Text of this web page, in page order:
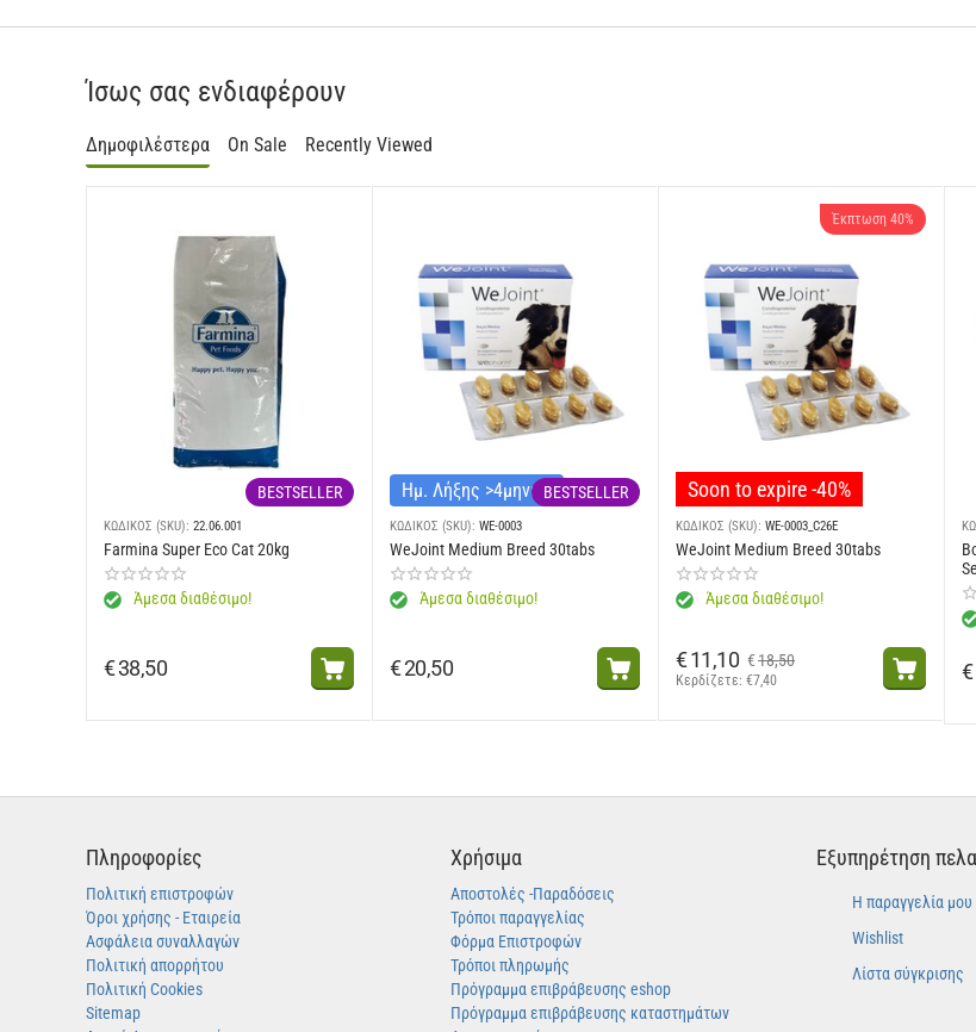
Ίσως σας ενδιαφέρουν
Δημοφιλέστερα On Sale Recently Viewed
BESTSELLER
ΚΩΔΙΚΟΣ (SKU): 22.06.001
Farmina Super Eco Cat 20kg
Άμεσα διαθέσιμο!
€38,50
Ημ. Λήξης >4μηνώνBESTSELLER
ΚΩΔΙΚΟΣ (SKU): WE-0003
WeJoint Medium Breed 30tabs
Άμεσα διαθέσιμο!
€20,50
Έκπτωση 40%
Soon to expire -40%
ΚΩΔΙΚΟΣ (SKU): WE-0003_C26E
WeJoint Medium Breed 30tabs
Άμεσα διαθέσιμο!
€ 18,50
€11,10
Κερδίζετε: €7,40 €
Πληροφορίες
Πολιτική επιστροφών
Όροι χρήσης - Εταιρεία
Ασφάλεια συναλλαγών
Πολιτική απορρήτου
Πολιτική Cookies
Sitemap
Χρήσιμα
Αποστολές -Παραδόσεις
Τρόποι παραγγελίας
Φόρμα Επιστροφών
Τρόποι πληρωμής
Πρόγραμμα επιβράβευσης eshop
Πρόγραμμα επιβράβευσης καταστημάτων
Εξυπηρέτηση
Η παραγγελία μου
Wishlist
Λίστα σύγκρισης